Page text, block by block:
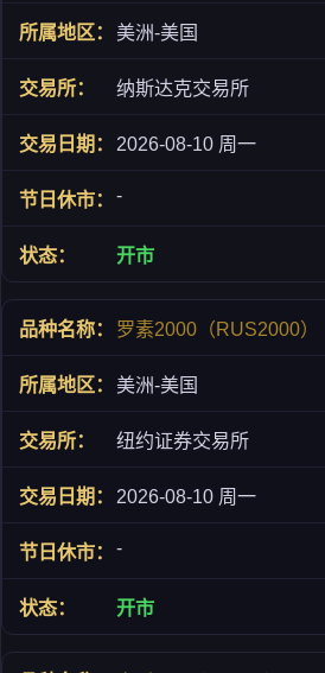
美洲-美国
纳斯达克交易所
2026-08-10 周一
-
开市
罗素2000（RUS2000）
美洲-美国
纽约证券交易所
2026-08-10 周一
-
开市